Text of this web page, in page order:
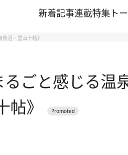
新着記事連載特集 ト
沼・里山十帖》
ごと感じる温
》